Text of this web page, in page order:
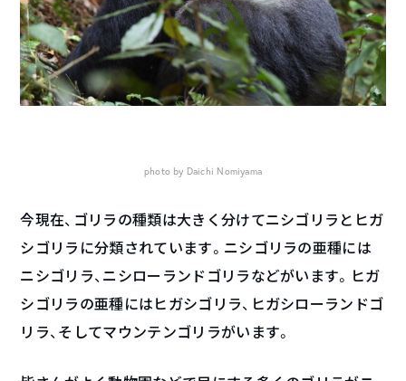
photo by Daichi Nomiyama
今現在、ゴリラの種類は大きく分けてニシゴリラとヒガ
シゴリラに分類されています。ニシゴリラの亜種には
ニシゴリラ、ニシローランドゴリラなどがいます。ヒガ
シゴリラの亜種にはヒガシゴリラ、ヒガシローランドゴ
リラ、そしてマウンテンゴリラがいます。